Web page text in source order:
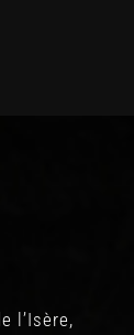
l’Isère,